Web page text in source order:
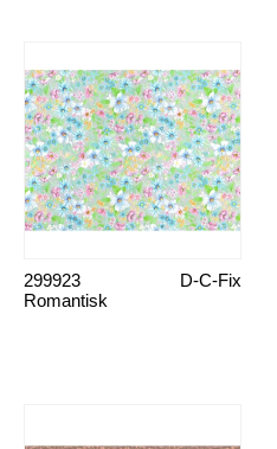
Romantisk
D-C-Fix
299923